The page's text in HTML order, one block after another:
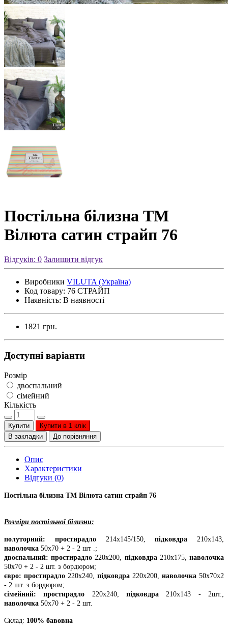
Постільна білизна ТМ
Вілюта сатин страйп 76
Відгуків: 0 Залишити відгук
Виробники VILUTA (Україна)
Код товару: 76 СТРАЙП
Наявність: В наявності
1821 грн.
Доступні варіанти
Розмір
двоспальний
сімейний
Кількість
Купити
Купити в 1 клік
В закладки
До порівняння
Опис
Характеристики
Відгуки (0)
Постільна білизна ТМ Вілюта сатин страйп 76
Розміри постільної білизни:
полуторний: простирадло214х145/150,підковдра 210х143,
наволочка 50х70 + 2 - 2 шт .;
двоспальний: простирадло 220х200, підковдра 210х175,наволочка
50х70 + 2 - 2 шт. з бордюром;
євро: простирадло 220х240, підковдра 220х200, наволочка 50х70х2
- 2 шт. з бордюром;
сімейний: простирадло 220х240,підковдра 210х143 - 2шт.,
наволочка 50х70 + 2 - 2 шт.
Склад: 100% бавовна